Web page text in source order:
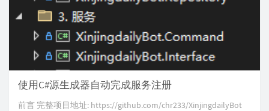
使用C#源生成器自动完成服务注册
前言 完整项目地址: https://github.com/chr233/XinjingdailyBot